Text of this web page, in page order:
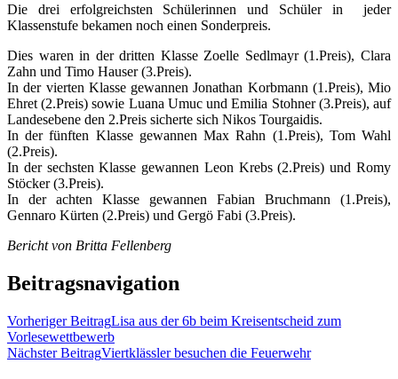
Die drei erfolgreichsten Schülerinnen und Schüler in jeder
Klassenstufe bekamen noch einen Sonderpreis.
Dies waren in der dritten Klasse Zoelle Sedlmayr (1.Preis), Clara
Zahn und Timo Hauser (3.Preis).
In der vierten Klasse gewannen Jonathan Korbmann (1.Preis), Mio
Ehret (2.Preis) sowie Luana Umuc und Emilia Stohner (3.Preis), auf
Landesebene den 2.Preis sicherte sich Nikos Tourgaidis.
In der fünften Klasse gewannen Max Rahn (1.Preis), Tom Wahl
(2.Preis).
In der sechsten Klasse gewannen Leon Krebs (2.Preis) und Romy
Stöcker (3.Preis).
In der achten Klasse gewannen Fabian Bruchmann (1.Preis),
Gennaro Kürten (2.Preis) und Gergö Fabi (3.Preis).
Bericht von Britta Fellenberg
Beitragsnavigation
Vorheriger BeitragLisa aus der 6b beim Kreisentscheid zum
Vorlesewettbewerb
Nächster BeitragViertklässler besuchen die Feuerwehr